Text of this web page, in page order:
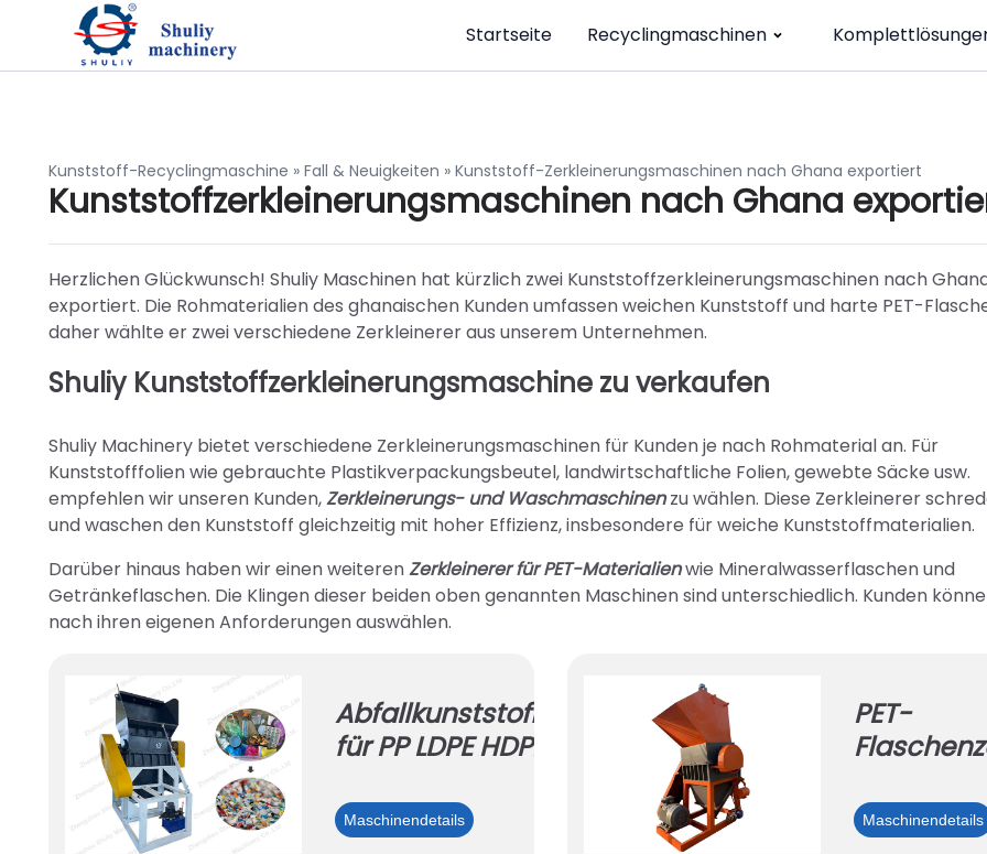
Startseite Recyclingmaschinen
Kunststoff-Recyclingmaschine » Fall & Neuigkeiten » Kunststoff-Zerkleinerungsmaschinen nach Ghana exportiert
Kunststoffzerkleinerungsmaschinen nach Ghana
Herzlichen Glückwunsch! Shuliy Maschinen hat kürzlich zwei Kunststoffzerkleinerungsmaschinen nach
exportiert. Die Rohmaterialien des ghanaischen Kunden umfassen weichen Kunststoff und harte PET-
daher wählte er zwei verschiedene Zerkleinerer aus unserem Unternehmen.
Shuliy Kunststoffzerkleinerungsmaschine zu verkaufen
Shuliy Machinery bietet verschiedene Zerkleinerungsmaschinen für Kunden je nach Rohmaterial an. Für
Kunststofffolien wie gebrauchte Plastikverpackungsbeutel, landwirtschaftliche Folien, gewebte Säcke usw.
empfehlen wir unseren Kunden,Zerkleinerungs- und Waschmaschinenzu wählen. Diese Zerkleinerer
und waschen den Kunststoff gleichzeitig mit hoher Effizienz, insbesondere für weiche Kunststoffmaterialien.
Darüber hinaus haben wir einen weiterenZerkleinerer für PET-Materialienwie Mineralwasserflaschen und
Getränkeflaschen. Die Klingen dieser beiden oben genannten Maschinen sind unterschiedlich. Kunden
nach ihren eigenen Anforderungen auswählen.
Abfallkunststoffzerkleinerer
für PP LDPE HDPE Recycling
MaschinendetailsAbfallkunststoffzerkleinerer
PET-
Maschinendetails